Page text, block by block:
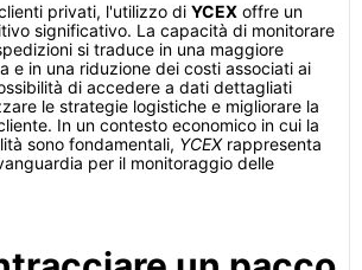
privati, l'utilizzo di YCEX offre un
significativo. La capacità di monitorare
si traduce in una maggiore
e in una riduzione dei costi associati ai
di accedere a dati dettagliati
le strategie logistiche e migliorare la
In un contesto economico in cui la
sono fondamentali, YCEXrappresenta
per il monitoraggio delle